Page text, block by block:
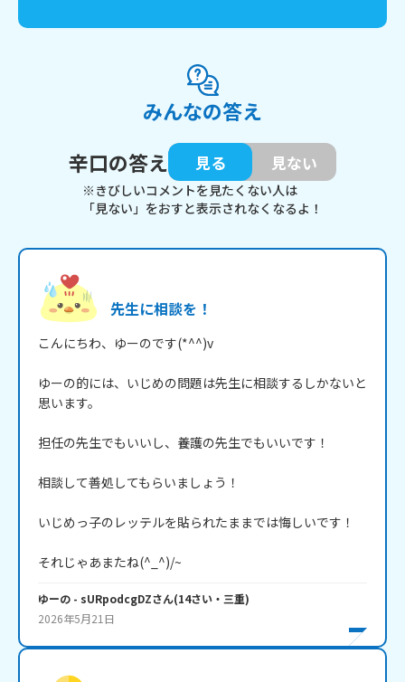
みんなの答え
辛口の答え
見る 見ない
※きびしいコメントを見たくない人は
「見ない」をおすと表示されなくなるよ！
先生に相談を！
こんにちわ、ゆーのです(*^^)v
ゆーの的には、いじめの問題は先生に相談するしかないと
思います。
担任の先生でもいいし、養護の先生でもいいです！
相談して善処してもらいましょう！
いじめっ子のレッテルを貼られたままでは悔しいです！
それじゃあまたね(^_^)/~
ゆーの - sURpodcgDZさん(14さい・ 三重)
2026年5月21日